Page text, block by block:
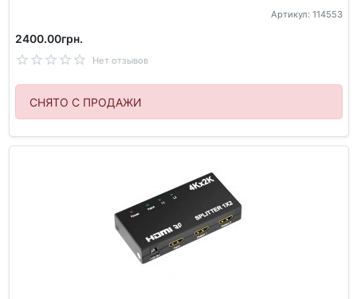
Артикул: 114553
2400.00грн.
Нет отзывов
СНЯТО С ПРОДАЖИ